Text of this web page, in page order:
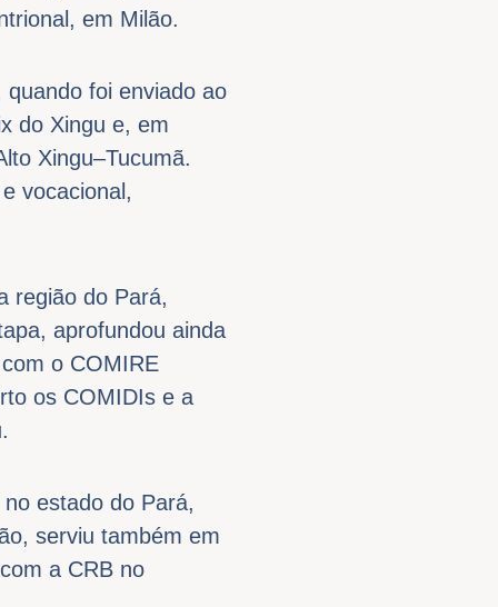
em Milão.
foi enviado ao
do Xingu e, em
Xingu–Tucumã.
vocacional,
região do Pará,
aprofundou ainda
o COMIRE
os COMIDIs e a
estado do Pará,
serviu também em
a CRB no